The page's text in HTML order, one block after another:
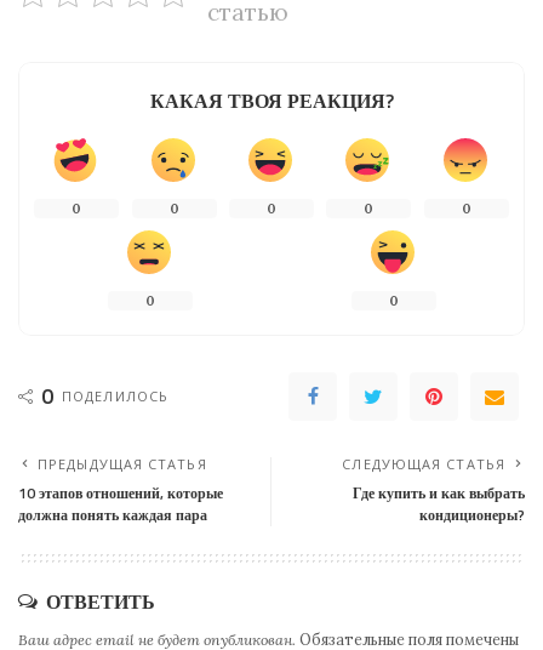
статью
КАКАЯ ТВОЯ РЕАКЦИЯ?
0 0 0 0 0
0 0
0 ПОДЕЛИЛОСЬ
ПРЕДЫДУЩАЯ СТАТЬЯ
10 этапов отношений, которые
должна понять каждая пара
СЛЕДУЮЩАЯ СТАТЬЯ
Где купить и как выбрать
кондиционеры?
ОТВЕТИТЬ
Ваш адрес email не будет опубликован. Обязательные поля помечены